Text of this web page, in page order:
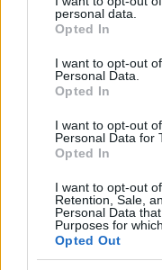
grant or deny consent
use your data for
consent section.
personal data.
Opted In
I want to opt-out
Personal Data.
Opted In
I want to opt-out
Personal Data for
Opted In
I want to opt-out
Retention, Sale,
Personal Data
Purposes for
Opted Out
jajveszékelése
Parallaxis Univerzum•2023.
Ezúttal egy olyan
szempontból a
műsorunk
éve, hogy
filmet, amely a
űrhajósnő